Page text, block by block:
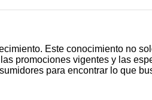
Este conocimiento no
promociones vigentes y las
para encontrar lo que